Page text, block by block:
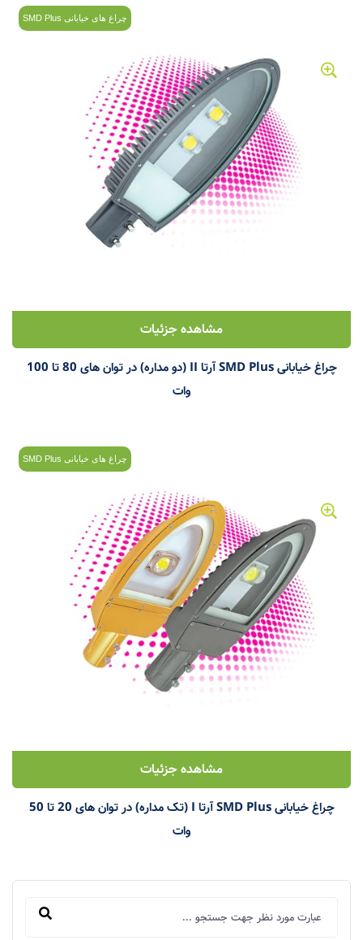
چراغ های خیابانی SMD Plus
مشاهده جزئیات
چراغ خیابانی SMD Plus آرتا II (دو مداره) در توان های 80 تا 100
وات
چراغ های خیابانی SMD Plus
مشاهده جزئیات
چراغ خیابانی SMD Plus آرتا I (تک مداره) در توان های 20 تا 50
وات